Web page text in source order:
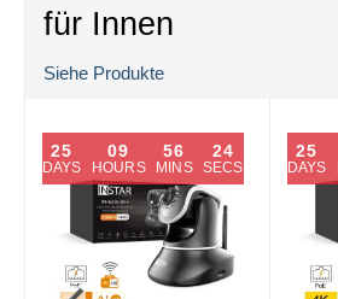
für Innen
Siehe Produkte
25
DAYS
09
HOURS
56
MINS
23
SECS
25
DAYS